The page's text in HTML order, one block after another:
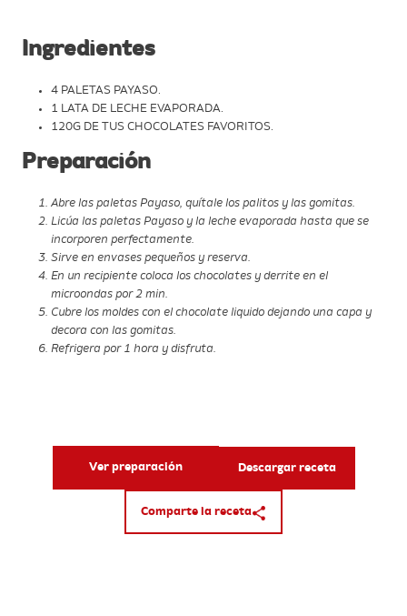
Ingredientes
4 PALETAS PAYASO.
1 LATA DE LECHE EVAPORADA.
120G DE TUS CHOCOLATES FAVORITOS.
Preparación
Abre las paletas Payaso, quítale los palitos y las gomitas.
Licúa las paletas Payaso y la leche evaporada hasta que se
incorporen perfectamente.
Sirve en envases pequeños y reserva.
En un recipiente coloca los chocolates y derrite en el
microondas por 2 min.
Cubre los moldes con el chocolate liquido dejando una capa y
decora con las gomitas.
Refrigera por 1 hora y disfruta.
Ver preparación Descargar receta
Comparte la receta
COPIAR ENLACE